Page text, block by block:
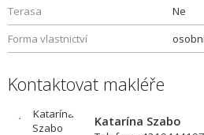
Terasa
Ne
Forma vlastnictví
Kontaktovat makléře
Katarína Szabo